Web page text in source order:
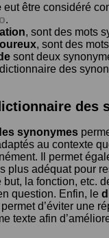
eut être considéré
.
, sont des mots
, sont des
sont deux
des
des
synonymes
au contexte
Il permet
plus adéquat pour
la fonction, etc.
question. Enfin, le
permet d’éviter une
texte afin